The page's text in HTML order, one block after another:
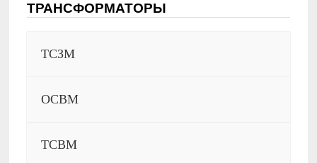
ТРАНСФОРМАТОРЫ
ТСЗМ
ОСВМ
ТСВМ